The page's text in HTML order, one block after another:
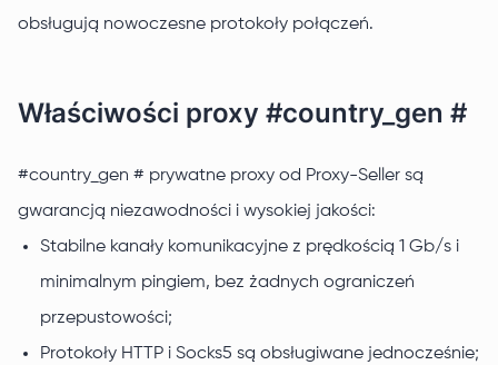
obsługują nowoczesne protokoły połączeń.
Właściwości proxy #country_gen #
#country_gen # prywatne proxy od Proxy-Seller są
gwarancją niezawodności i wysokiej jakości:
Stabilne kanały komunikacyjne z prędkością 1 Gb/s i
minimalnym pingiem, bez żadnych ograniczeń
przepustowości;
Protokoły HTTP i Socks5 są obsługiwane jednocześnie;